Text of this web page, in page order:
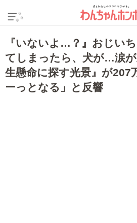
『いないよ…？』おじい
てしまったら、犬が…涙
生懸命に探す光景』が207
ーっとなる」と反響